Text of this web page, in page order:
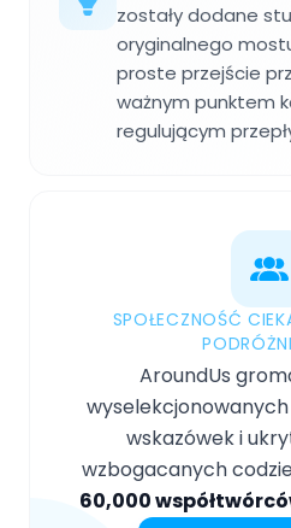
zostały dodane
oryginalnego
proste przejście
ważnym punktem
regulującym
SPOŁECZNOŚĆ
AroundUs
wskazówek i
wzbogacanych
60,000